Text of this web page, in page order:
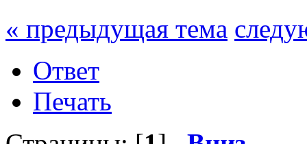
« предыдущая тема
Ответ
Печать